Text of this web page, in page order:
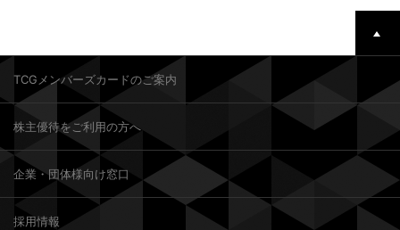
TCGメンバーズカードのご案内
株主優待をご利用の方へ
企業・団体様向け窓口
採用情報